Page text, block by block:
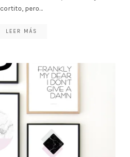
cortito, pero…
LEER MÁS